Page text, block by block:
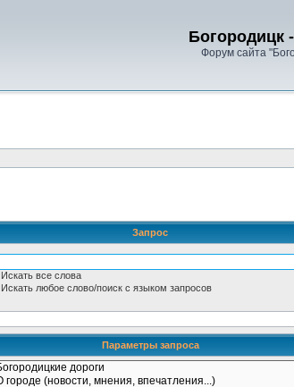
Богородицк
Форум сайта
Запрос
Искать все слова
Искать любое слово/поиск с языком запросов
Параметры запроса